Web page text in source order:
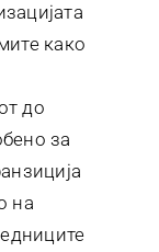
како
до
за
на